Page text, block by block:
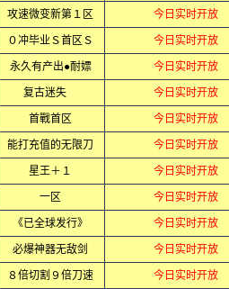
攻速微变新第１区 今日实时开放
０冲毕业Ｓ首区Ｓ 今日实时开放
永久有产出●耐嫖 今日实时开放
复古迷失 今日实时开放
首戰首区 今日实时开放
能打充值的无限刀 今日实时开放
星王＋１ 今日实时开放
一区 今日实时开放
《已全球发行》 今日实时开放
必爆神器无敌剑 今日实时开放
８倍切割９倍刀速 今日实时开放